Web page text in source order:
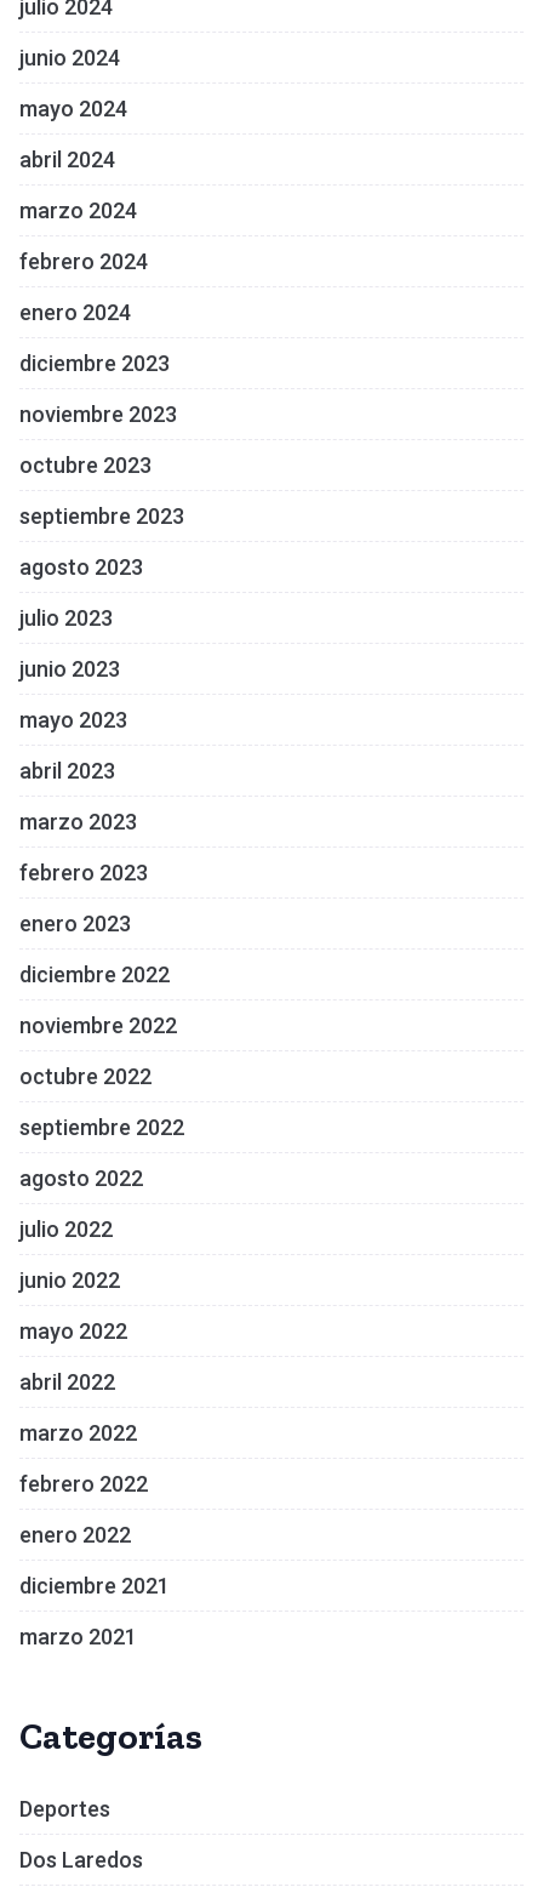
julio 2024
junio 2024
mayo 2024
abril 2024
marzo 2024
febrero 2024
enero 2024
diciembre 2023
noviembre 2023
octubre 2023
septiembre 2023
agosto 2023
julio 2023
junio 2023
mayo 2023
abril 2023
marzo 2023
febrero 2023
enero 2023
diciembre 2022
noviembre 2022
octubre 2022
septiembre 2022
agosto 2022
julio 2022
junio 2022
mayo 2022
abril 2022
marzo 2022
febrero 2022
enero 2022
diciembre 2021
marzo 2021
Categorías
Deportes
Dos Laredos